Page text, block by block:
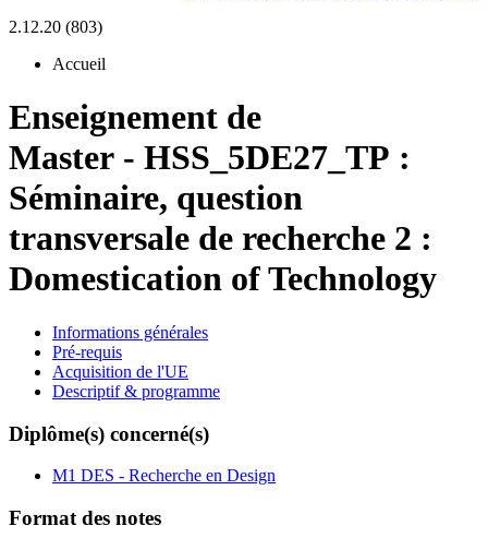
2.12.20 (803)
Accueil
Enseignement de
Master - HSS_5DE27_TP :
Séminaire, question
transversale de recherche 2 :
Domestication of Technology
Informations générales
Pré-requis
Acquisition de l'UE
Descriptif & programme
Diplôme(s) concerné(s)
M1 DES - Recherche en Design
Format des notes